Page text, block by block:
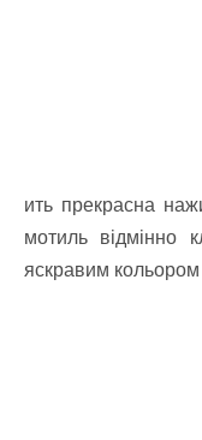
ить прекрасна
мотиль відмінно
яскравим кольором